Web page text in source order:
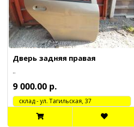
Дверь задняя правая
..
9 000.00 р.
cклад - ул. Тагильская, 37